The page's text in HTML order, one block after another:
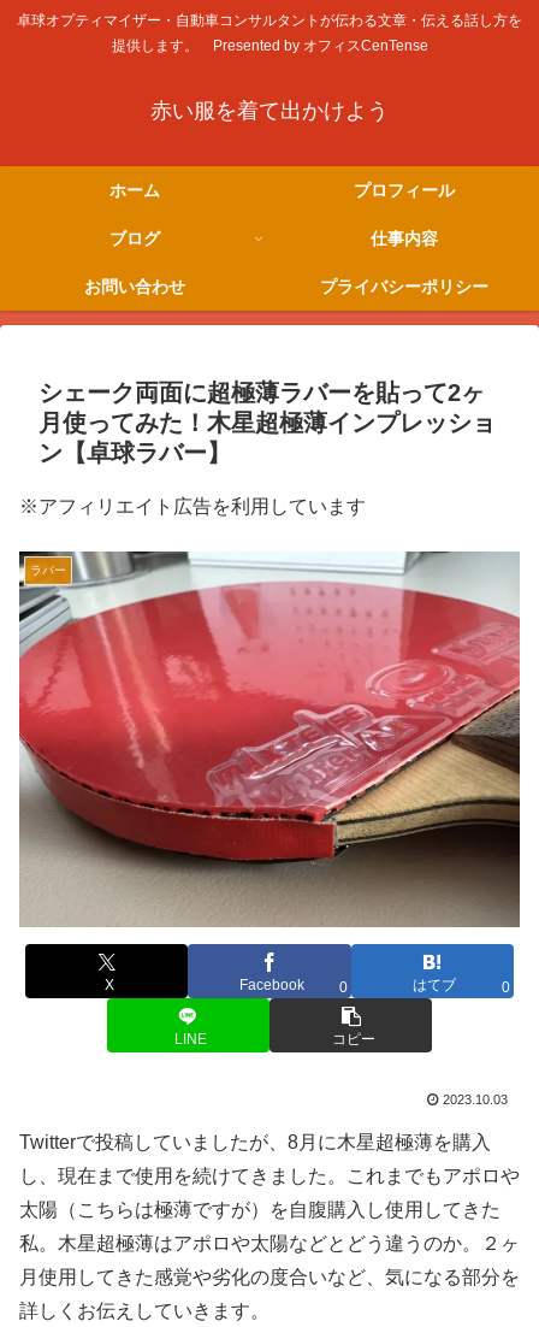
卓球オプティマイザー・自動車コンサルタントが伝わる文章・伝える話し方を
提供します。 Presented by オフィスCenTense
赤い服を着て出かけよう
ホーム プロフィール
ブログ 仕事内容
お問い合わせ プライバシーポリシー
シェーク両面に超極薄ラバーを貼って2ヶ
月使ってみた！木星超極薄インプレッショ
ン【卓球ラバー】
※アフィリエイト広告を利用しています
ラバー
X Facebook 0 はてブ 0
LINE コピー
2023.10.03
Twitterで投稿していましたが、8月に木星超極薄を購入
し、現在まで使用を続けてきました。これまでもアポロや
太陽（こちらは極薄ですが）を自腹購入し使用してきた
私。木星超極薄はアポロや太陽などとどう違うのか。２ヶ
月使用してきた感覚や劣化の度合いなど、気になる部分を
詳しくお伝えしていきます。